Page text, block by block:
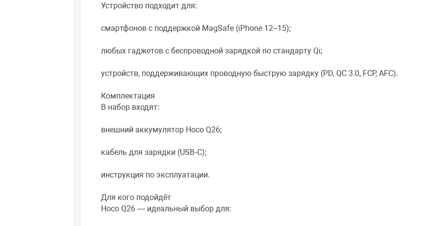
Устройство подходит для:
смартфонов с поддержкой MagSafe (iPhone 12–15);
любых гаджетов с беспроводной зарядкой по стандарту Qi;
устройств, поддерживающих проводную быструю зарядку (PD, QC 3.0, FCP, AFC).
Комплектация
В набор входят:
внешний аккумулятор Hoco Q26;
кабель для зарядки (USB‑C);
инструкция по эксплуатации.
Для кого подойдёт
Hoco Q26 — идеальный выбор для: